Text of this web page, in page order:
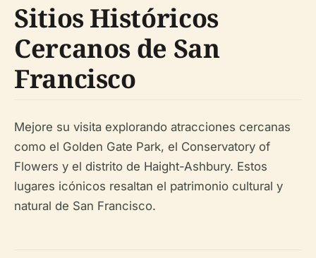
Sitios Históricos
Cercanos de San
Francisco
Mejore su visita explorando atracciones cercanas
como el Golden Gate Park, el Conservatory of
Flowers y el distrito de Haight-Ashbury. Estos
lugares icónicos resaltan el patrimonio cultural y
natural de San Francisco.